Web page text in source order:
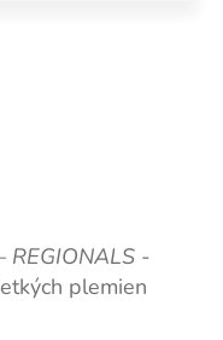
REGIONALS -
plemien